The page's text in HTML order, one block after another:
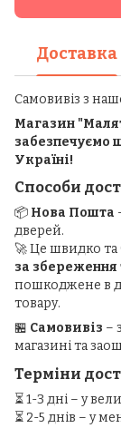
Доставка
Самовивіз з
Магазин
забезпечуємо
Україні!
Способи
📦 Нова Пошта
дверей.
🚀 Це швидко та
за збереження
пошкоджене в
товару.
🏪 Самовивіз –
магазині та
Терміни
⏳ 1-3 дні – у
⏳ 2-5 днів – у